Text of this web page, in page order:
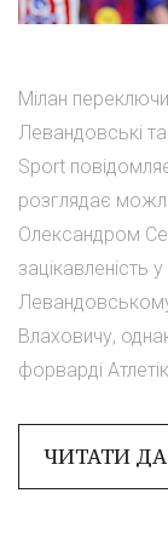
Мілан
Левандовські
Sport
розглядає
Олександром
зацікавленість
Влаховичу,
форварді
ЧИТАТИ